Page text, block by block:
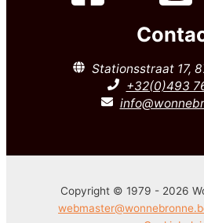
Stationsstraat 17,
+32(0)493
Copyright © 1979 - 2026